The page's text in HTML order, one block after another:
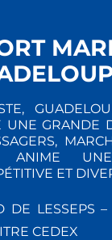
UNE GRANDE
ANIME
ET
DE LESSEPS
CEDEX